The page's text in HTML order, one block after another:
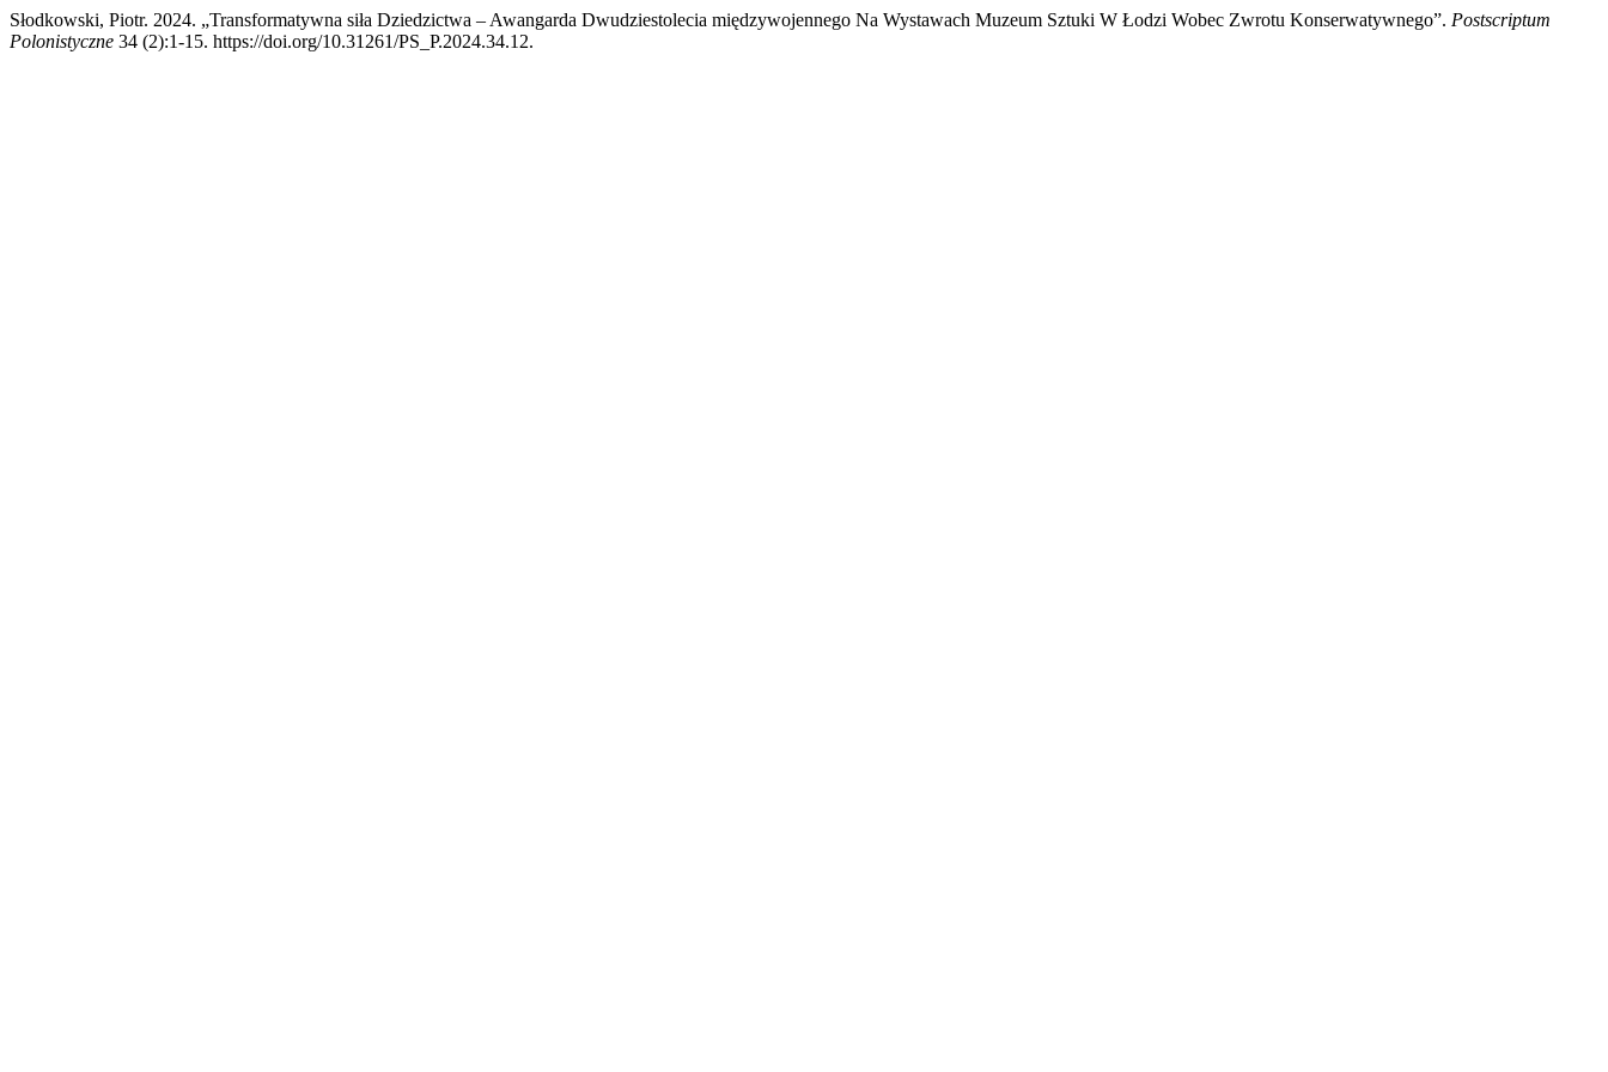
Słodkowski, Piotr. 2024. „Transformatywna siła Dziedzictwa – Awangarda Dwudziestolecia międzywojennego Na Wystawach Muzeum Sztuki W Łodzi Wobec Zwrotu Konserwatywnego”. Postscriptum
Polonistyczne 34 (2):1-15. https://doi.org/10.31261/PS_P.2024.34.12.